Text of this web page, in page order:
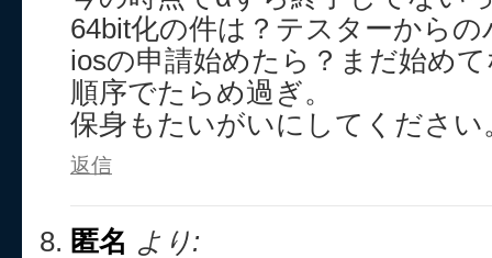
64bit化の件は？テスターからの
iosの申請始めたら？まだ始め
順序でたらめ過ぎ。
保身もたいがいにしてください
返信
匿名 より: